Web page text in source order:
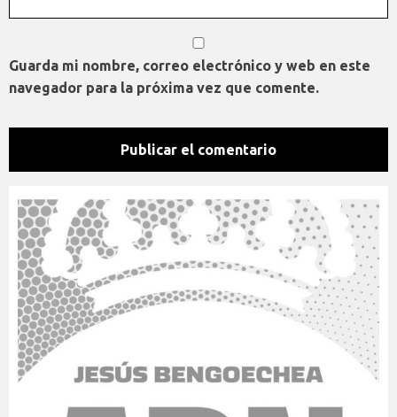
Guarda mi nombre, correo electrónico y web en este
navegador para la próxima vez que comente.